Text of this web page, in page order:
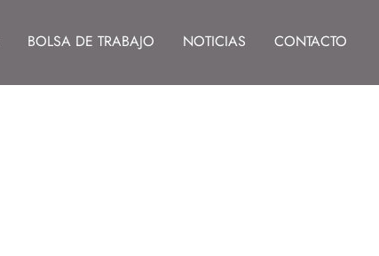
BOLSA DE TRABAJO NOTICIAS CONTACTO